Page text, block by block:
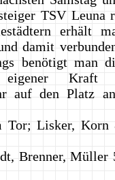
TSV Leuna
erhält
damit
benötigt man
eigener Kraft
auf den Platz
Tor; Lisker, Korn
Müller